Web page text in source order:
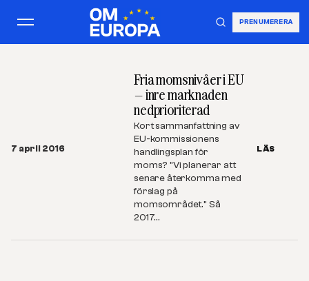
PRENUMERERA
7 april 2016
Fria momsnivåer i EU
– inre marknaden
nedprioriterad
Kort sammanfattning av
EU-kommissionens
handlingsplan för
moms? ”Vi planerar att
senare återkomma med
förslag på
momsområdet.” Så
2017…
LÄS